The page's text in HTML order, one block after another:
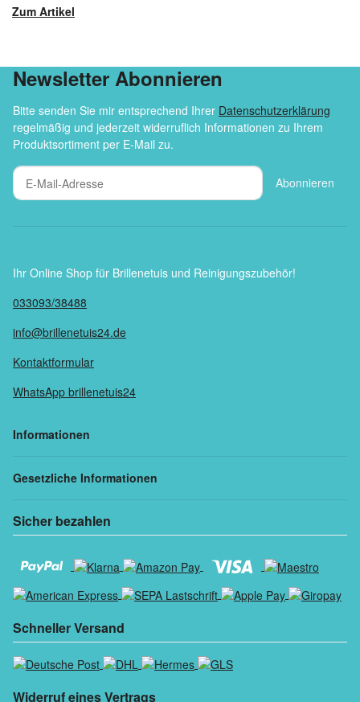
Zum Artikel
Newsletter Abonnieren
Bitte senden Sie mir entsprechend Ihrer Datenschutzerklärung
regelmäßig und jederzeit widerruflich Informationen zu Ihrem
Produktsortiment per E-Mail zu.
Abonnieren
Ihr Online Shop für Brillenetuis und Reinigungszubehör!
033093/38488
info@brillenetuis24.de
Kontaktformular
WhatsApp brillenetuis24
Informationen
Gesetzliche Informationen
Sicher bezahlen
Schneller Versand
Widerruf eines Vertrags